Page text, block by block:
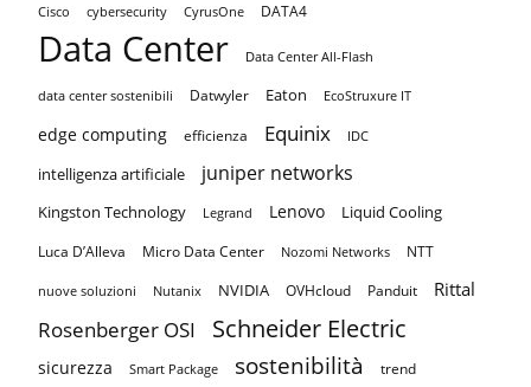
Cisco cybersecurity CyrusOne DATA4
Data Center Data Center All-Flash
data center sostenibili Datwyler Eaton EcoStruxure IT
edge computing efficienza Equinix IDC
intelligenza artificiale juniper networks
Kingston Technology Legrand Lenovo Liquid Cooling
Luca D’Alleva Micro Data Center Nozomi Networks NTT
nuove soluzioni Nutanix NVIDIA OVHcloud Panduit Rittal
Rosenberger OSI Schneider Electric
sicurezza Smart Package sostenibilità trend